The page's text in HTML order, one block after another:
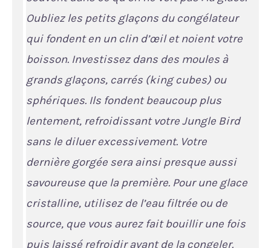
Oubliez les petits glaçons du congélateur
qui fondent en un clin d’œil et noient votre
boisson. Investissez dans des moules à
grands glaçons, carrés (king cubes) ou
sphériques. Ils fondent beaucoup plus
lentement, refroidissant votre Jungle Bird
sans le diluer excessivement. Votre
dernière gorgée sera ainsi presque aussi
savoureuse que la première. Pour une glace
cristalline, utilisez de l’eau filtrée ou de
source, que vous aurez fait bouillir une fois
puis laissé refroidir avant de la congeler.